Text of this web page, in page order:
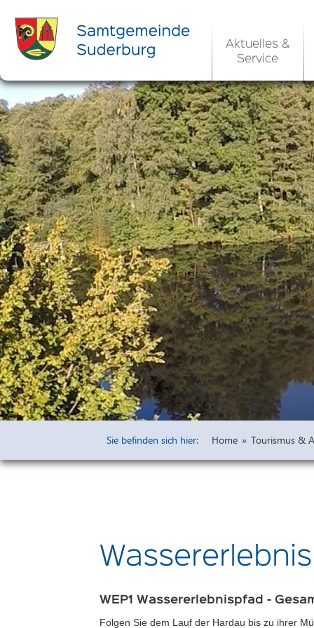
Aktuelles &
Service
Ortsrecht &
Rats- und
Aktuelle
Ortsrecht /
Allgemeine
Kommunale
EU-
Widmungen
Öffentliche
Vorprüfung
Sie befinden sich hier: Home » Tourismus &
WEP1 Wassererlebnispfad -
Folgen Sie dem Lauf der Hardau bis zu ihrer